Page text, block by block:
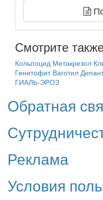
Смотрите
Кольпоцид Метакрезол
Генитофит Ваготил
ГИАЛЬ-ЭРОЗ
Обратная
Реклама
Условия